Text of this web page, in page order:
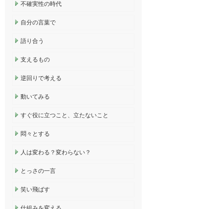
不確実性の時代
自分の言葉で
語り合う
支えるもの
逆回りで考える
動いてみる
すぐ役に立つこと、立たないこと
悶々とする
人は変わる？変わらない？
とっさの一言
笑い飛ばす